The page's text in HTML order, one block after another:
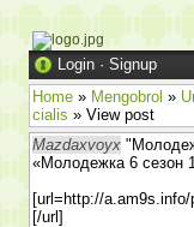
Login · Signup
Home » Mengobrol »
cialis » View post
Mazdaxvoyx
«Молодежка 6 сезон
[url=http://
[/url]